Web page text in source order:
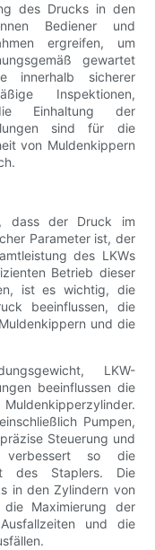
des Drucks in den
Bediener und
ergreifen, um
gewartet
innerhalb sicherer
Inspektionen,
Einhaltung der
sind für die
von Muldenkippern
dass der Druck im
Parameter ist, der
des LKWs
Betrieb dieser
ist es wichtig, die
beeinflussen, die
und die
LKW-
beeinflussen die
Pumpen,
Steuerung und
verbessert so die
des Staplers. Die
in den Zylindern von
Maximierung der
und die